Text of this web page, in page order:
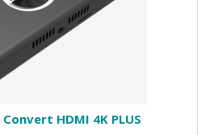
HDMI 4K PLUS